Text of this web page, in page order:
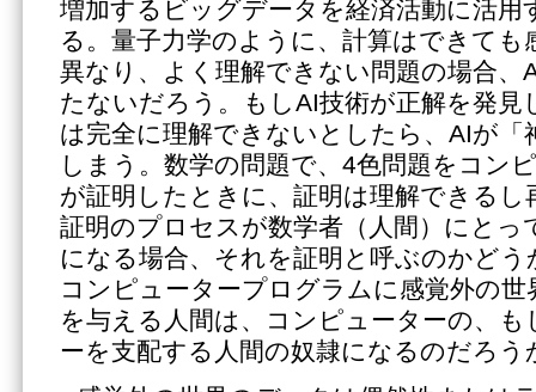
増加するビッグデータを経済活動に活用
る。量子力学のように、計算はできても
異なり、よく理解できない問題の場合、
たないだろう。もしAI技術が正解を発見
は完全に理解できないとしたら、AIが「
しまう。数学の問題で、4色問題をコン
が証明したときに、証明は理解できるし
証明のプロセスが数学者（人間）にと
になる場合、それを証明と呼ぶのかど
コンピュータープログラムに感覚外の
を与える人間は、コンピューターの、
ーを支配する人間の奴隷になるのだろう